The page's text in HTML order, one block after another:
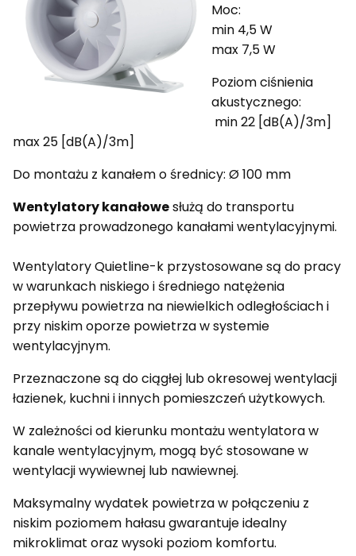
Moc:
min 4,5 W
max 7,5 W
Poziom ciśnienia
akustycznego:
min 22 [dB(A)/3m]
max 25 [dB(A)/3m]
Do montażu z kanałem o średnicy: Ø 100 mm
Wentylatory kanałowesłużą do transportu
powietrza prowadzonego kanałami wentylacyjnymi.
Wentylatory Quietline-k przystosowane są do pracy
w warunkach niskiego i średniego natężenia
przepływu powietrza na niewielkich odległościach i
przy niskim oporze powietrza w systemie
wentylacyjnym.
Przeznaczone są do ciągłej lub okresowej wentylacji
łazienek, kuchni i innych pomieszczeń użytkowych.
W zależności od kierunku montażu wentylatora w
kanale wentylacyjnym, mogą być stosowane w
wentylacji wywiewnej lub nawiewnej.
Maksymalny wydatek powietrza w połączeniu z
niskim poziomem hałasu gwarantuje idealny
mikroklimat oraz wysoki poziom komfortu.